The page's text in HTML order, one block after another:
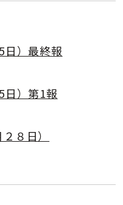
日）最終報
日）第1報
８日）